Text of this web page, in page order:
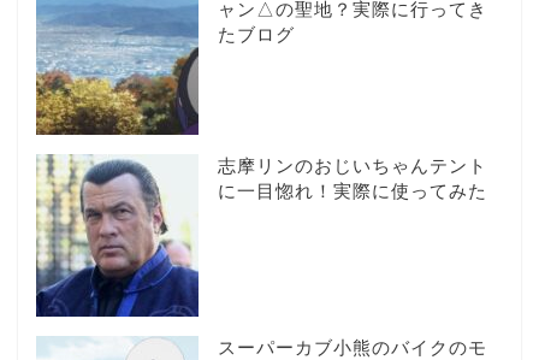
ャン△の聖地？実際に行ってき
たブログ
志摩リンのおじいちゃんテント
に一目惚れ！実際に使ってみた
スーパーカブ小熊のバイクのモ